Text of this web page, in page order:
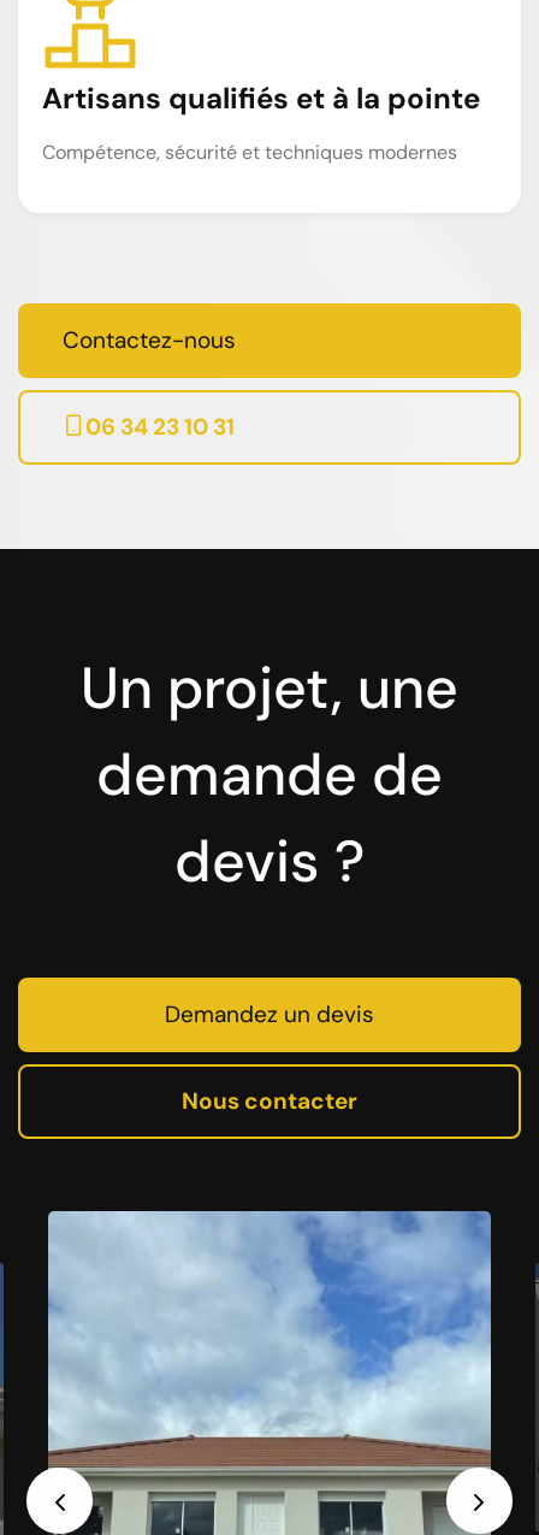
Artisans qualifiés et à la pointe
Compétence, sécurité et techniques modernes
Contactez-nous
06 34 23 10 31
Un projet, une
demande de
devis ?
Demandez un devis
Nous contacter